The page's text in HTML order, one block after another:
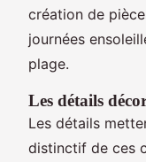
création de
journées
plage.
Les détails
Les détails
distinctif de ces